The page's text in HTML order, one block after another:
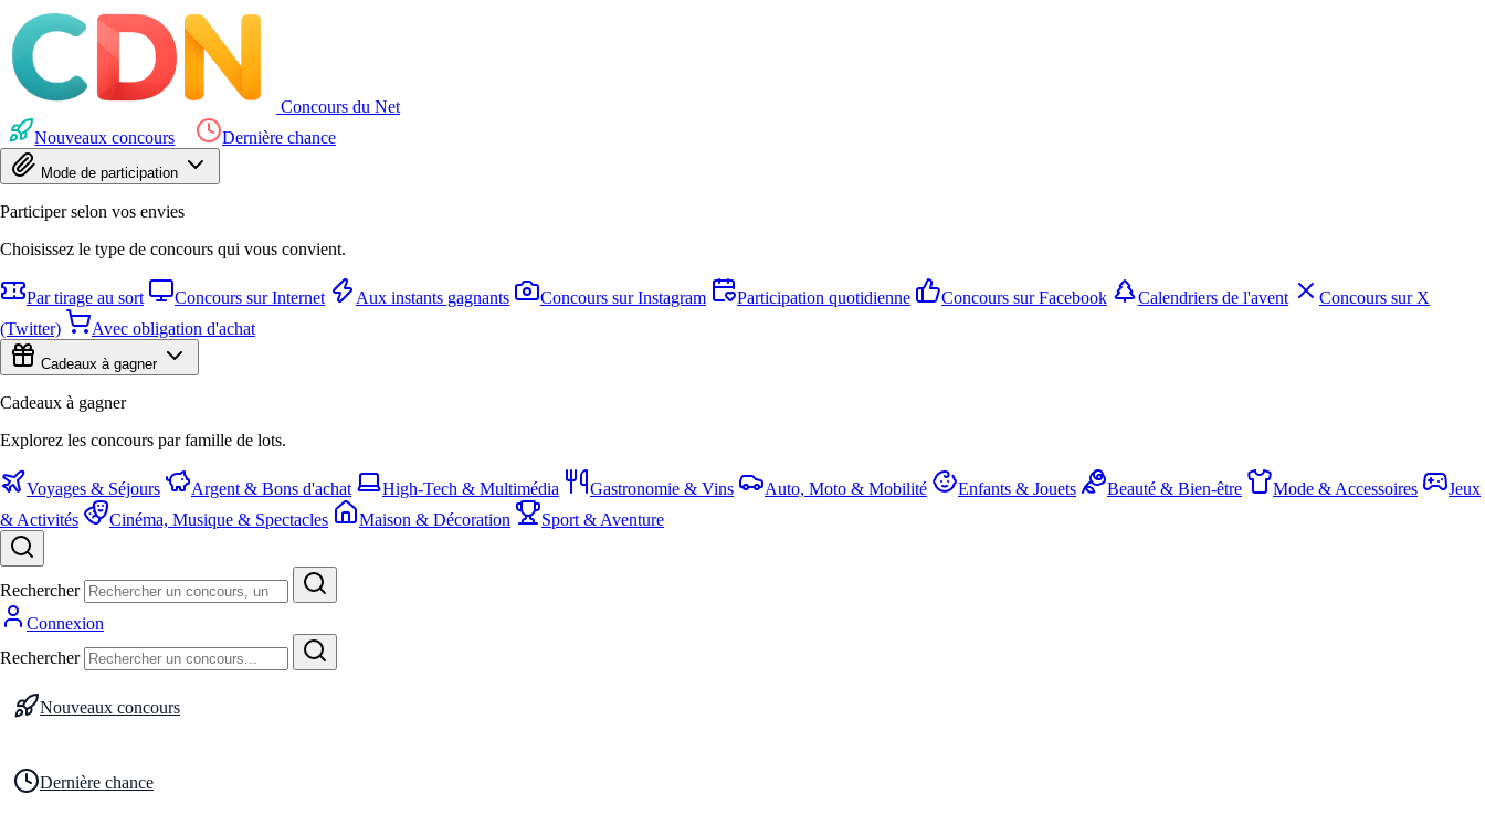
Concours du Net
Nouveaux concours
Dernière chance
Mode de participation
Participer selon vos envies
Choisissez le type de concours qui vous convient.
Par tirage au sort Concours sur Internet Aux instants gagnants Concours sur Instagram Participation quotidienne Concours sur Facebook Calendriers de l'avent
Concours sur X
(Twitter)
Avec obligation d'achat
Cadeaux à gagner
Cadeaux à gagner
Explorez les concours par famille de lots.
Voyages & Séjours Argent & Bons d'achat High-Tech & Multimédia Gastronomie & Vins Auto, Moto & Mobilité Enfants & Jouets Beauté & Bien-être Mode & Accessoires
Jeux
& Activités
Cinéma, Musique & Spectacles Maison & Décoration Sport & Aventure
Rechercher
Connexion
Rechercher
Nouveaux concours
Dernière chance